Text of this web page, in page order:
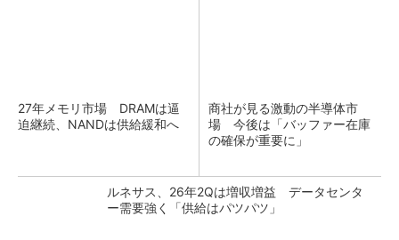
27年メモリ市場 DRAMは逼
迫継続、NANDは供給緩和へ
商社が見る激動の半導体市
場 今後は「バッファー在庫
の確保が重要に」
ルネサス、26年2Qは増収増益 データセンタ
ー需要強く「供給はパツパツ」